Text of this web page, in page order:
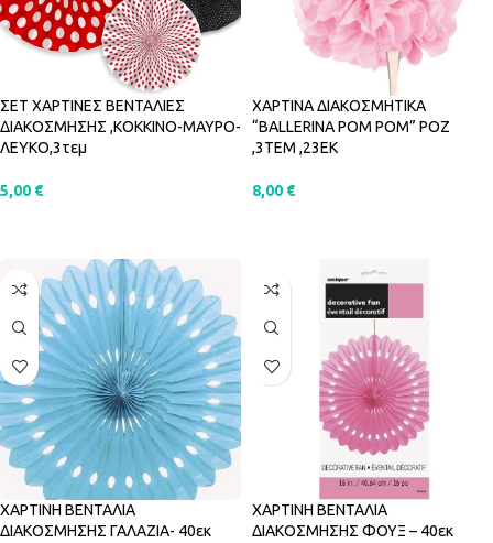
ΣΕΤ ΧΑΡΤΙΝΕΣ ΒΕΝΤΑΛΙΕΣ
ΔΙΑΚΟΣΜΗΣΗΣ ,ΚΟΚΚΙΝΟ-ΜΑΥΡΟ-
ΛΕΥΚΟ,3τεμ
5,00 €
ΧΑΡΤΙΝA ΔΙΑΚΟΣΜΗΤΙΚA
“BALLERINA POM POM” ΡΟΖ
,3ΤΕΜ ,23EK
8,00 €
ΧΑΡΤΙΝΗ ΒΕΝΤΑΛΙΑ
ΔΙΑΚΟΣΜΗΣΗΣ ΓΑΛΑΖΙΑ- 40εκ
ΧΑΡΤΙΝΗ ΒΕΝΤΑΛΙΑ
ΔΙΑΚΟΣΜΗΣΗΣ ΦΟΥΞ – 40εκ